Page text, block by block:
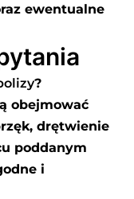
ewentualne
?
obejmować
drętwienie
poddanym
i